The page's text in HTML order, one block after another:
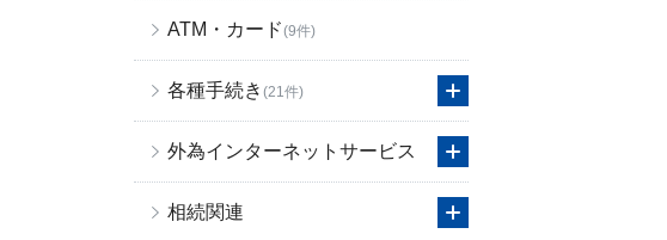
ATM・カード(9件)
各種手続き (21件)
外為インターネットサービス
相続関連